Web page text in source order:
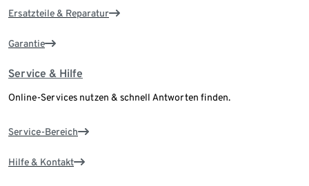
Ersatzteile & Reparatur
Garantie
Service & Hilfe
Online-Services nutzen & schnell Antworten finden.
Service-Bereich
Hilfe & Kontakt